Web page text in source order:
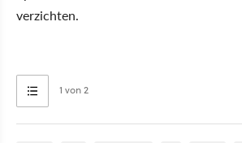
verzichten.
1 von 2